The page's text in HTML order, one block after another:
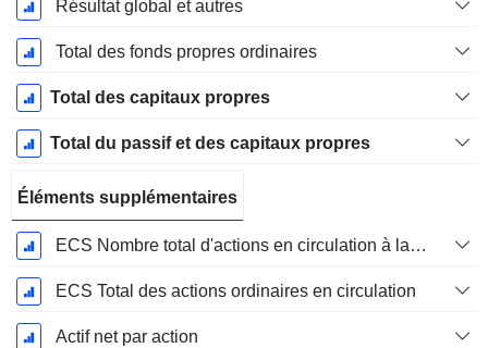
Résultat global et autres
Total des fonds propres ordinaires
Total des capitaux propres
Total du passif et des capitaux propres
Éléments supplémentaires
ECS Nombre total d'actions en circulation à la date de dépôt
ECS Total des actions ordinaires en circulation
Actif net par action